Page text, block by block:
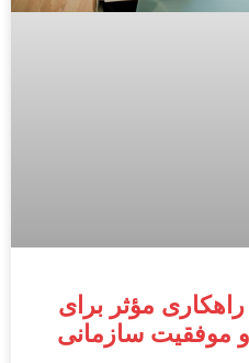
مؤثر برای
موفقیت سازمانی